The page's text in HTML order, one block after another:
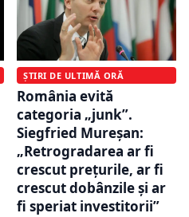
ȘTIRI DE ULTIMĂ ORĂ
România evită
categoria „junk”.
Siegfried Mureșan:
„Retrogradarea ar fi
crescut preţurile, ar fi
crescut dobânzile şi ar
fi speriat investitorii”